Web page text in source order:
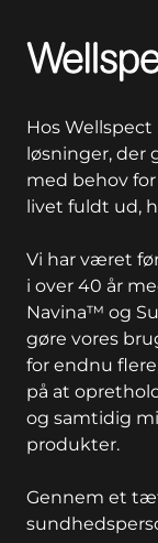
Wellspect
Hos
løsninger, der
med behov
livet fuldt ud,
Vi har været
i over 40 år
Navina™ og
gøre vores
for endnu
på at
og samtidig
produkter.
Gennem et